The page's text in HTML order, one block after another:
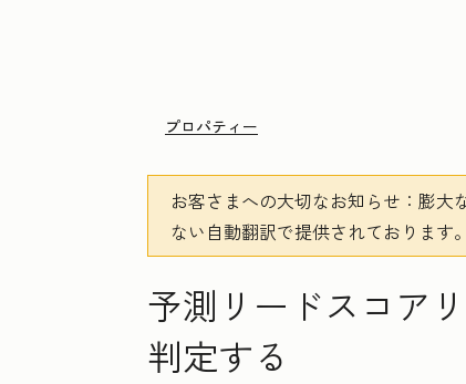
プロパティー
お客さまへの大切なお知らせ ：膨
ない自動翻訳で提供されております。
予測リードスコア
判定する